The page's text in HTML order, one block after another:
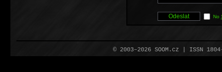
No
© 2003–2026 SOOM.cz | ISSN